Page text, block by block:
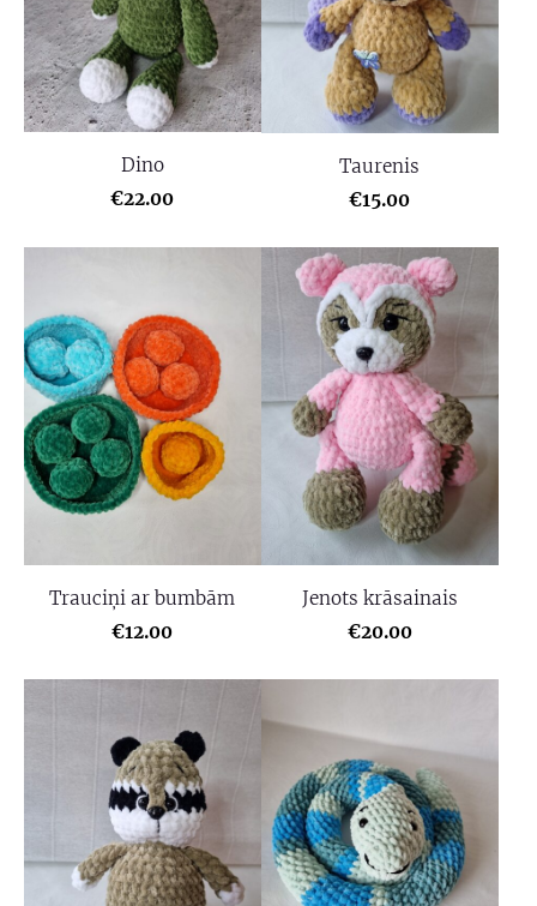
Dino
€22.00
Taurenis
€15.00
Trauciņi ar bumbām
€12.00
Jenots krāsainais
€20.00